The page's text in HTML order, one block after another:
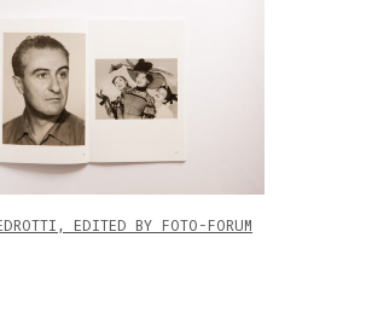
EDITED BY FOTO-FORUM